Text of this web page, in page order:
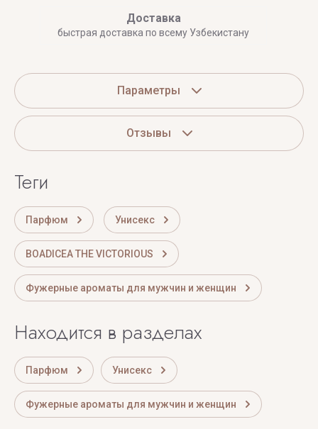
Доставка
быстрая доставка по всему Узбекистану
Параметры
Отзывы
теги
Парфюм Унисекс
BOADICEA THE VICTORIOUS
Фужерные ароматы для мужчин и женщин
Находится в разделах
Парфюм Унисекс
Фужерные ароматы для мужчин и женщин